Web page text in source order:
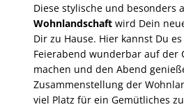
Diese stylische und besonders
Wohnlandschaft wird Dein
Dir zu Hause. Hier kannst Du
Feierabend wunderbar auf der
machen und den Abend
Zusammenstellung der
viel Platz für ein Gemütliches